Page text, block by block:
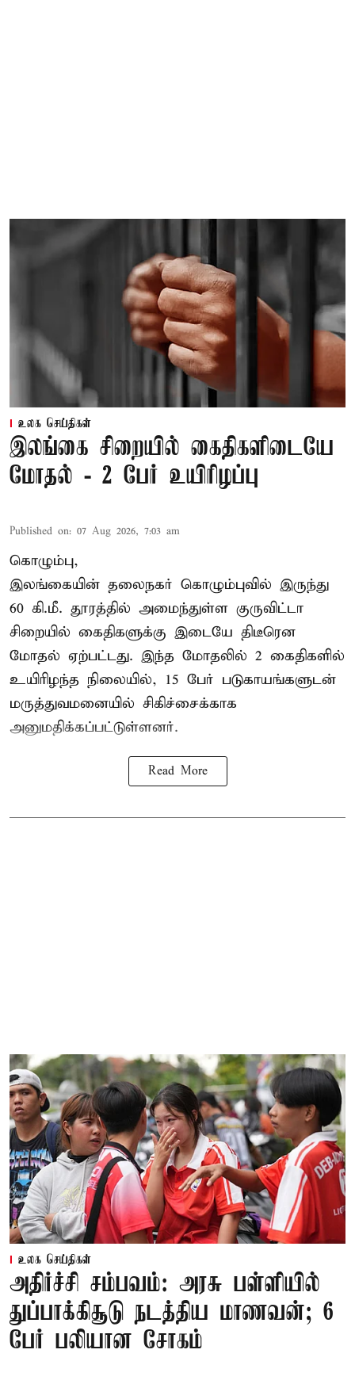
உலக செய்திகள்
இலங்கை சிறையில் கைதிகளிடையே
மோதல் - 2 பேர் உயிரிழப்பு
Published on: 07 Aug 2026, 7:03 am
கொழும்பு,
இலங்கையின் தலைநகர் கொழும்புவில் இருந்து
60 கி.மீ. தூரத்தில் அமைந்துள்ள குருவிட்டா
சிறையில் கைதிகளுக்கு இடையே திடீரென
மோதல் ஏற்பட்டது. இந்த மோதலில் 2 கைதிகளில்
உயிரிழந்த நிலையில், 15 பேர் படுகாயங்களுடன்
மருத்துவமனையில் சிகிச்சைக்காக
அனுமதிக்கப்பட்டுள்ளனர்.
Read More
உலக செய்திகள்
அதிர்ச்சி சம்பவம்: அரசு பள்ளியில்
துப்பாக்கிசூடு நடத்திய மாணவன்; 6
பேர் பலியான சோகம்